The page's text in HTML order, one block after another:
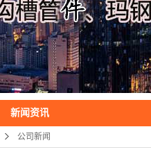
新闻资讯
公司新闻